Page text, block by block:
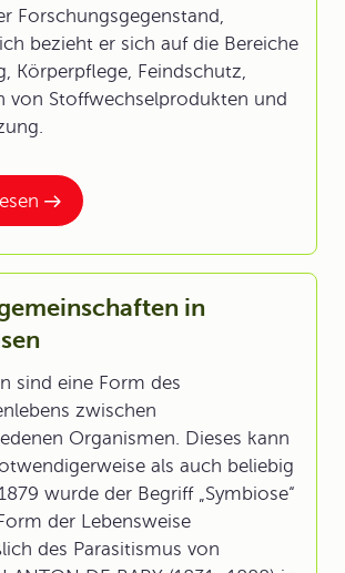
Forschungsgegenstand,
bezieht er sich auf die Bereiche
Körperpflege, Feindschutz,
von Stoffwechselprodukten und
in
sind eine Form des
zwischen
Organismen. Dieses kann
als auch beliebig
wurde der Begriff „Symbiose“
der Lebensweise
des Parasitismus von